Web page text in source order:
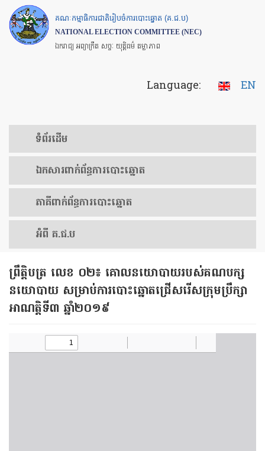
Skip
to
main
គណៈកម្មាធិការជាតិរៀបចំការបោះឆ្នោត (គ.ជ.ប)
NATIONAL ELECTION COMMITTEE (NEC)
ឯករាជ្យ អព្យាក្រឹត សច្ចៈ យុត្តិធម៌ តម្លាភាព
Language: EN
ទំព័រ​ដើម
ឯកសារ​ពាក់ព័ន្ធ​ការ​បោះឆ្នោត
​ភាគីពាក់ព័ន្ធ​​ការ​បោះឆ្នោត
អំពី គ.ជ.ប
ព្រឹត្តិបត្រ លេខ ០២​៖ គោលនយោបាយ​​របស់​គណបក្ស​
នយោបាយ​ សម្រាប់​ការបោះឆ្នោត​ជ្រើសរើស​ក្រុមប្រឹក្សា​
អាណត្តិ​ទី​៣ ឆ្នាំ​២០១៩